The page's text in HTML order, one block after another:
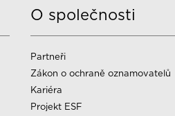
O společnosti
Partneři
Zákon o ochraně oznamovatelů
Kariéra
Projekt ESF